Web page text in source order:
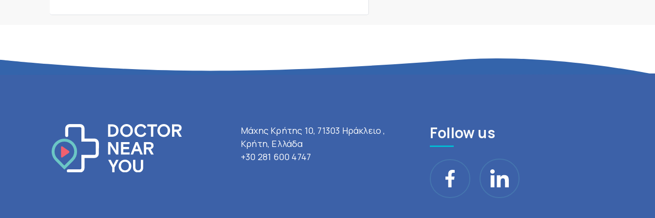
Μάχης Κρήτης 10, 71303 Ηράκλειο ,
Κρήτη, Ελλάδα
+30 281 600 4747
Follow us